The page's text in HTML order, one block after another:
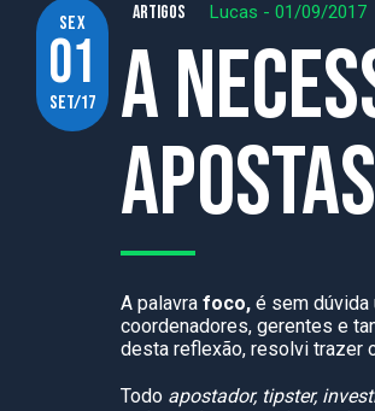
sex
01
set/17
ARTIGOS Lucas - 01/09/2017
A
apostas
A palavra foco, é sem dúvida
coordenadores, gerentes e
desta reflexão, resolvi trazer
Todo apostador, tipster,